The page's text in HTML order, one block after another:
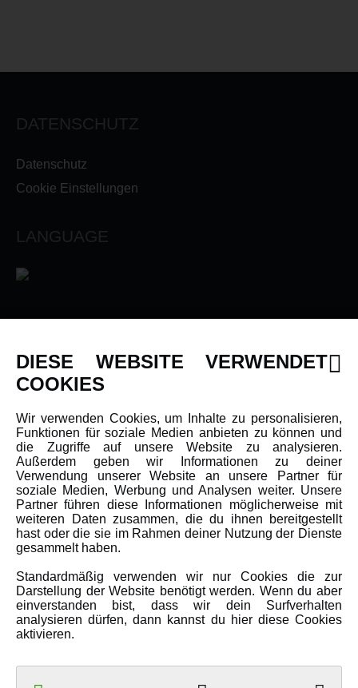
DATENSCHUTZ
Datenschutz
Cookie Einstellungen
LANGUAGE
Newsletter
Karriere
Amewi Kataloge
MEHR VON AMEWI
AMXRacing - Qualitäts RC-Zubehör
Malinos - Die kreative Seite von Amewi
Werden Sie Amewi Händler
Amewi B2B-Shop
DIESE WEBSITE VERWENDET
COOKIES
Wir verwenden Cookies, um Inhalte zu personalisieren,
Funktionen für soziale Medien anbieten zu können und
die Zugriffe auf unsere Website zu analysieren.
Außerdem geben wir Informationen zu deiner
Verwendung unserer Website an unsere Partner für
soziale Medien, Werbung und Analysen weiter. Unsere
Partner führen diese Informationen möglicherweise mit
weiteren Daten zusammen, die du ihnen bereitgestellt
hast oder die sie im Rahmen deiner Nutzung der Dienste
gesammelt haben.
Standardmäßig verwenden wir nur Cookies die zur
Darstellung der Website benötigt werden. Wenn du aber
einverstanden bist, dass wir dein Surfverhalten
analysieren dürfen, dann kannst du hier diese Cookies
aktivieren.